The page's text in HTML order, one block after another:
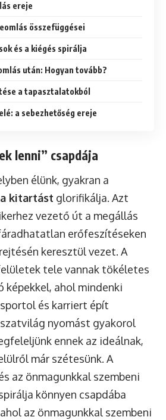
ereje
összefüggései
és a kiégés spirálja
után: Hogyan tovább?
a tapasztalatokból
a sebezhetőség ereje
lenni” csapdája
élünk, gyakran a
kitartást glorifikálja. Azt
vezető út a megállás
erőfeszítéseken
keresztül vezet. A
tele vannak tökéletes
ahol mindenki
és karriert épít
nyomást gyakorol
ennek az ideálnak,
már szétesünk. A
az önmagunkkal szembeni
könnyen csapdába
az önmagunkkal szembeni